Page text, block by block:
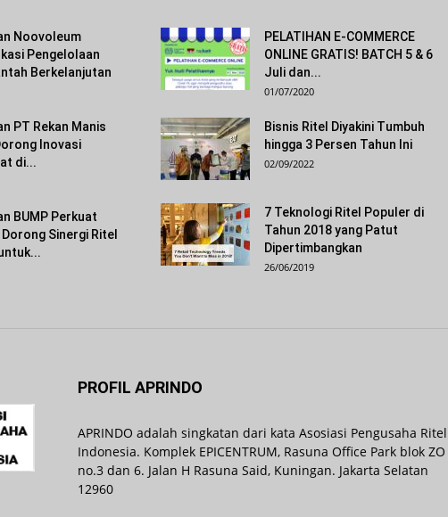
Noovoleum
Pengelolaan
Berkelanjutan
PT Rekan Manis
Inovasi
di...
BUMP Perkuat
Sinergi Ritel
PELATIHAN E-COMMERCE
ONLINE GRATIS! BATCH 5 & 6
Juli dan...
01/07/2020
Bisnis Ritel Diyakini Tumbuh
hingga 3 Persen Tahun Ini
02/09/2022
7 Teknologi Ritel Populer di
Tahun 2018 yang Patut
Dipertimbangkan
26/06/2019
PROFIL APRINDO
APRINDO adalah singkatan dari kata Asosiasi Pengusaha Ritel
Indonesia. Komplek EPICENTRUM, Rasuna Office Park blok ZO
no.3 dan 6. Jalan H Rasuna Said, Kuningan. Jakarta Selatan
12960